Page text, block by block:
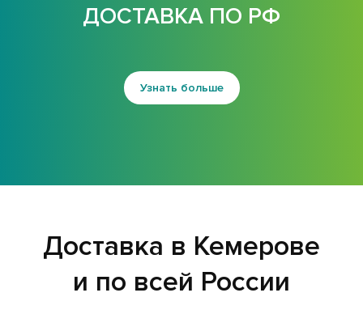
ДОСТАВКА ПО РФ
Узнать больше
Доставка в Кемерове
и по всей России